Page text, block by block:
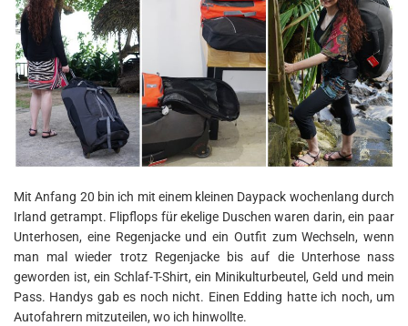
Mit Anfang 20 bin ich mit einem kleinen Daypack wochenlang durch
Irland getrampt. Flipflops für ekelige Duschen waren darin, ein paar
Unterhosen, eine Regenjacke und ein Outfit zum Wechseln, wenn
man mal wieder trotz Regenjacke bis auf die Unterhose nass
geworden ist, ein Schlaf-T-Shirt, ein Minikulturbeutel, Geld und mein
Pass. Handys gab es noch nicht. Einen Edding hatte ich noch, um
Autofahrern mitzuteilen, wo ich hinwollte.